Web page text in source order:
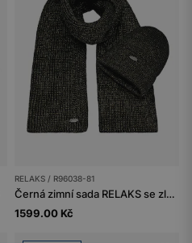
RELAKS / R96038-81
Černá zimní sada RELAKS se zlatou nití - čepice a šála
1599.00 Kč